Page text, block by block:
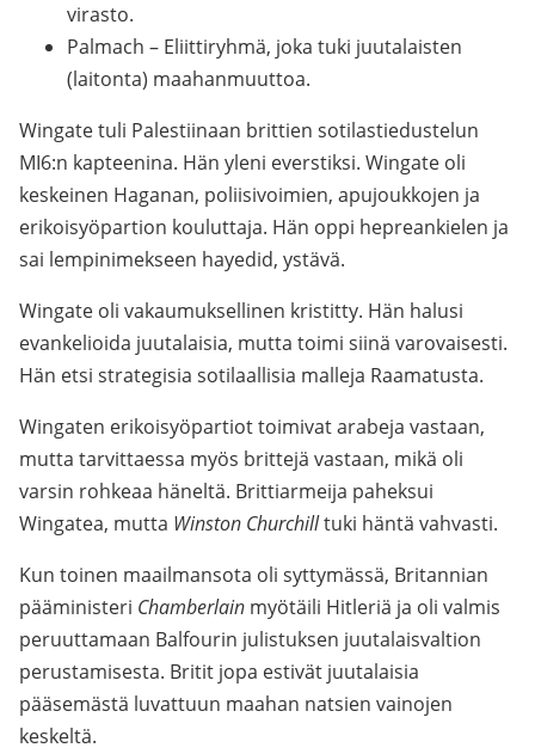
virasto.
Palmach – Eliittiryhmä, joka tuki juutalaisten
(laitonta) maahanmuuttoa.
Wingate tuli Palestiinaan brittien sotilastiedustelun
MI6:n kapteenina. Hän yleni everstiksi. Wingate oli
keskeinen Haganan, poliisivoimien, apujoukkojen ja
erikoisyöpartion kouluttaja. Hän oppi hepreankielen ja
sai lempinimekseen hayedid, ystävä.
Wingate oli vakaumuksellinen kristitty. Hän halusi
evankelioida juutalaisia, mutta toimi siinä varovaisesti.
Hän etsi strategisia sotilaallisia malleja Raamatusta.
Wingaten erikoisyöpartiot toimivat arabeja vastaan,
mutta tarvittaessa myös brittejä vastaan, mikä oli
varsin rohkeaa häneltä. Brittiarmeija paheksui
Wingatea, mutta Winston Churchilltuki häntä vahvasti.
Kun toinen maailmansota oli syttymässä, Britannian
pääministeri Chamberlain myötäili Hitleriä ja oli valmis
peruuttamaan Balfourin julistuksen juutalaisvaltion
perustamisesta. Britit jopa estivät juutalaisia
pääsemästä luvattuun maahan natsien vainojen
keskeltä.